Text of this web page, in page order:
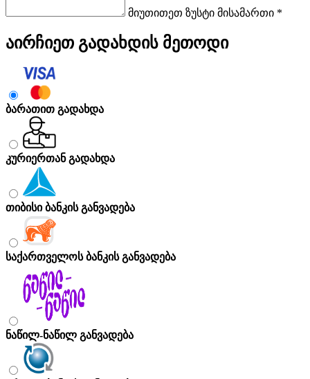
მიუთითეთ ზუსტი მისამართი *
აირჩიეთ გადახდის მეთოდი
ბარათით გადახდა
კურიერთან გადახდა
თიბისი ბანკის განვადება
საქართველოს ბანკის განვადება
ნაწილ-ნაწილ განვადება